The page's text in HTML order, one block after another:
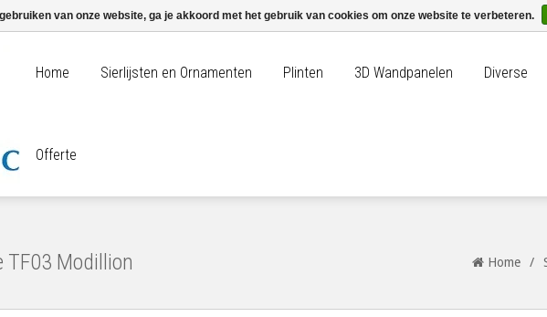
Home Sierlijsten en Ornamenten Plinten 3D Wandpanelen Diverse
Offerte
TF03 Modillion Home /
van onze website, ga je akkoord met het gebruik van cookies om onze website te verbeteren.